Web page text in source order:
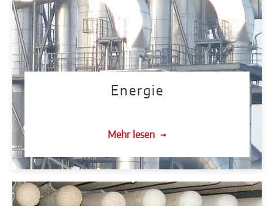
Energie
Mehr lesen